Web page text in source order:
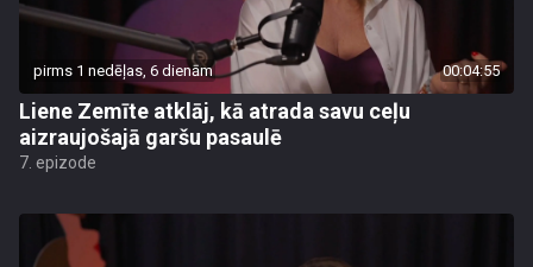
pirms 1 nedēļas, 6 dienām 00:04:55
Liene Zemīte atklāj, kā atrada savu ceļu
aizraujošajā garšu pasaulē
7. epizode